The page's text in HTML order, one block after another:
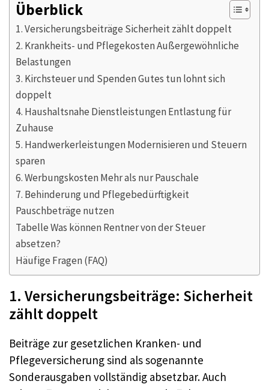
Überblick
1. Versicherungsbeiträge Sicherheit zählt doppelt
2. Krankheits- und Pflegekosten Außergewöhnliche
Belastungen
3. Kirchsteuer und Spenden Gutes tun lohnt sich
doppelt
4. Haushaltsnahe Dienstleistungen Entlastung für
Zuhause
5. Handwerkerleistungen Modernisieren und Steuern
sparen
6. Werbungskosten Mehr als nur Pauschale
7. Behinderung und Pflegebedürftigkeit
Pauschbeträge nutzen
Tabelle Was können Rentner von der Steuer
absetzen?
Häufige Fragen (FAQ)
1. Versicherungsbeiträge: Sicherheit
zählt doppelt
Beiträge zur gesetzlichen Kranken- und
Pflegeversicherung sind als sogenannte
Sonderausgaben vollständig absetzbar. Auch